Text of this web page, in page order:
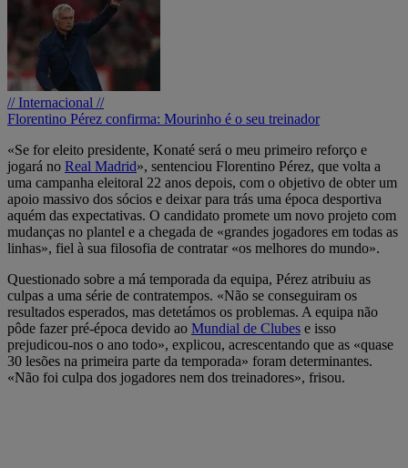
// Internacional //
Florentino Pérez confirma: Mourinho é o seu treinador
«Se for eleito presidente, Konaté será o meu primeiro reforço e
jogará no Real Madrid», sentenciou Florentino Pérez, que volta a
uma campanha eleitoral 22 anos depois, com o objetivo de obter um
apoio massivo dos sócios e deixar para trás uma época desportiva
aquém das expectativas. O candidato promete um novo projeto com
mudanças no plantel e a chegada de «grandes jogadores em todas as
linhas», fiel à sua filosofia de contratar «os melhores do mundo».
Questionado sobre a má temporada da equipa, Pérez atribuiu as
culpas a uma série de contratempos. «Não se conseguiram os
resultados esperados, mas detetámos os problemas. A equipa não
pôde fazer pré-época devido ao Mundial de Clubes e isso
prejudicou-nos o ano todo», explicou, acrescentando que as «quase
30 lesões na primeira parte da temporada» foram determinantes.
«Não foi culpa dos jogadores nem dos treinadores», frisou.